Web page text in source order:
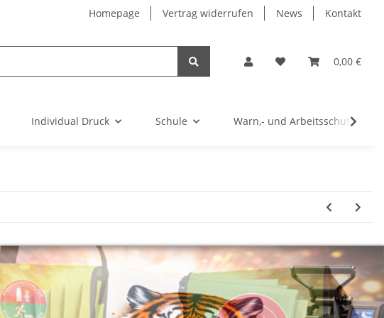
Homepage Vertrag widerrufen News Kontakt
0,00 €
Individual Druck Schule Warn,- und Arbeitsschutz